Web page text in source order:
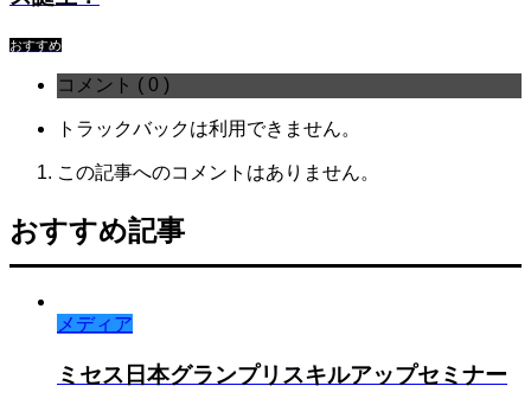
おすすめ
コメント ( 0 )
トラックバックは利用できません。
この記事へのコメントはありません。
おすすめ記事
メディア
ミセス日本グランプリスキルアップセミナー